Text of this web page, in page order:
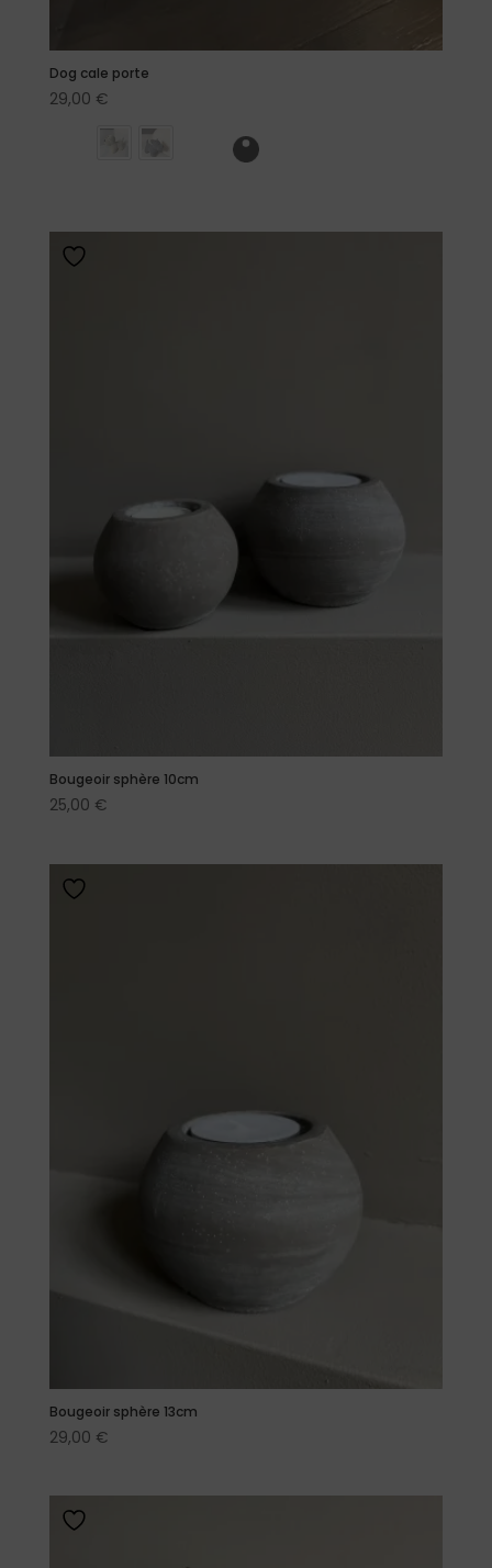
Dog cale porte
29,00 €
Bougeoir sphère 10cm
25,00 €
Bougeoir sphère 13cm
29,00 €